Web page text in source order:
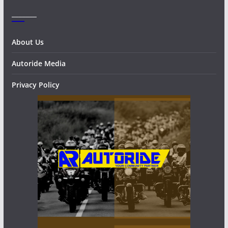
About Us
Autoride Media
Privacy Policy